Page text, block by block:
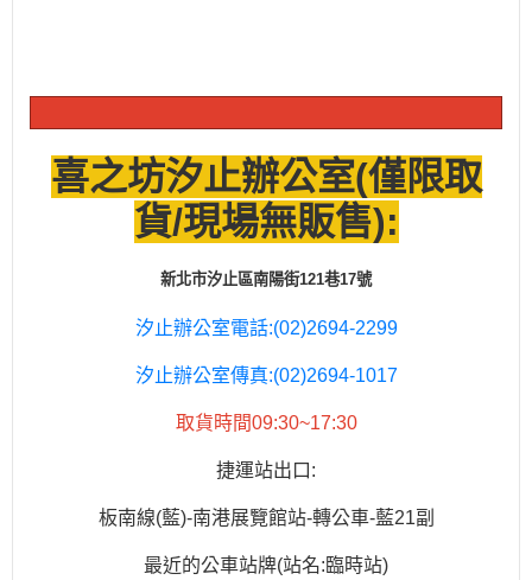
喜之坊汐止辦公室(僅限取
貨/現場無販售):
新北市汐止區南陽街121巷17號
汐止辦公室電話:(02)2694-2299
汐止辦公室傳真:(02)2694-1017
取貨時間09:30~17:30
捷運站出口:
板南線(藍)-南港展覽館站-轉公車-藍21副
最近的公車站牌(站名:臨時站)